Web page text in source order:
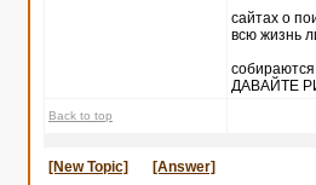
сайтах о
всю жизнь
ДАВАЙТЕ
Back to top
[New Topic] [Answer]